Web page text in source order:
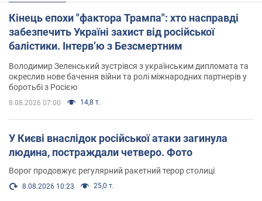
Кінець епохи "фактора Трампа": хто насправді
забезпечить Україні захист від російської
балістики. Інтерв’ю з Безсмертним
Володимир Зеленський зустрівся з українським дипломата та
окреслив нове бачення війни та ролі міжнародних партнерів у
боротьбі з Росією
8.08.2026 07:00 14,8 т.
У Києві внаслідок російської атаки загинула
людина, постраждали четверо. Фото
Ворог продовжує регулярний ракетний терор столиці
8.08.2026 10:23 25,0 т.